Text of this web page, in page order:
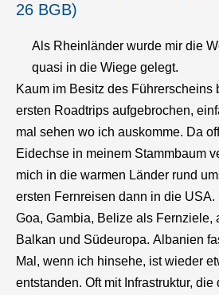
26 BGB)
Als Rheinländer wurde mir die
quasi in die Wiege gelegt.
Kaum im Besitz des Führerscheins
ersten Roadtrips aufgebrochen,
mal sehen wo ich auskomme. Da
Eidechse in meinem Stammbaum
mich in die warmen Länder rund
ersten Fernreisen dann in die
Goa, Gambia, Belize als Fernziele,
Balkan und Südeuropa. Albanien
Mal, wenn ich hinsehe, ist wieder
entstanden. Oft mit Infrastruktur,